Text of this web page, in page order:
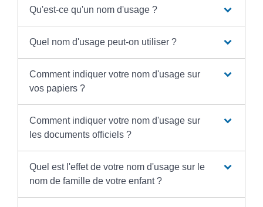
Qu'est-ce qu'un nom d'usage ?
Quel nom d'usage peut-on utiliser ?
Comment indiquer votre nom d'usage sur
vos papiers ?
Comment indiquer votre nom d'usage sur
les documents officiels ?
Quel est l'effet de votre nom d'usage sur le
nom de famille de votre enfant ?